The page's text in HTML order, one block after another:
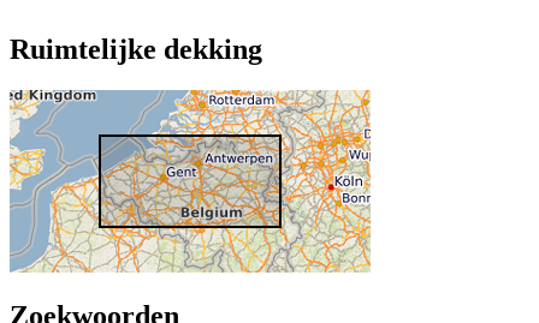
Ruimtelijke dekking
Zoekwoorden